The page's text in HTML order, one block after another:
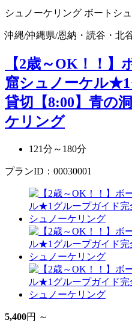
シュノーケリング ボートシ
沖縄/沖縄県/恩納・読谷・北
【2歳～OK！！】
窟シュノーケル
貸切
【8:00】青の
ケリング
121分～180分
プランID：00030001
5,400円 ～